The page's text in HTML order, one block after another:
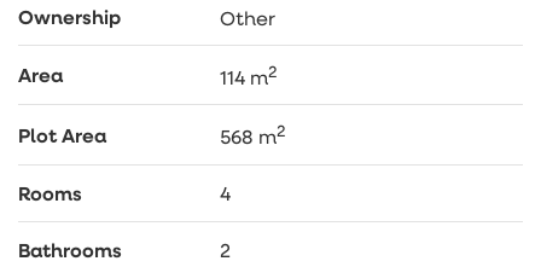
Ownership Other
Area 114 m2
Plot Area 568 m2
Rooms 4
Bathrooms 2